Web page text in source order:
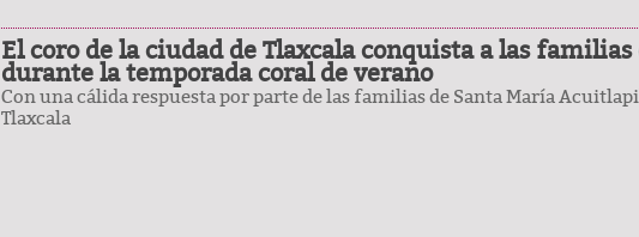
El coro de la ciudad de Tlaxcala conquista a las
durante la temporada coral de verano
Con una cálida respuesta por parte de las familias de Santa María
Tlaxcala